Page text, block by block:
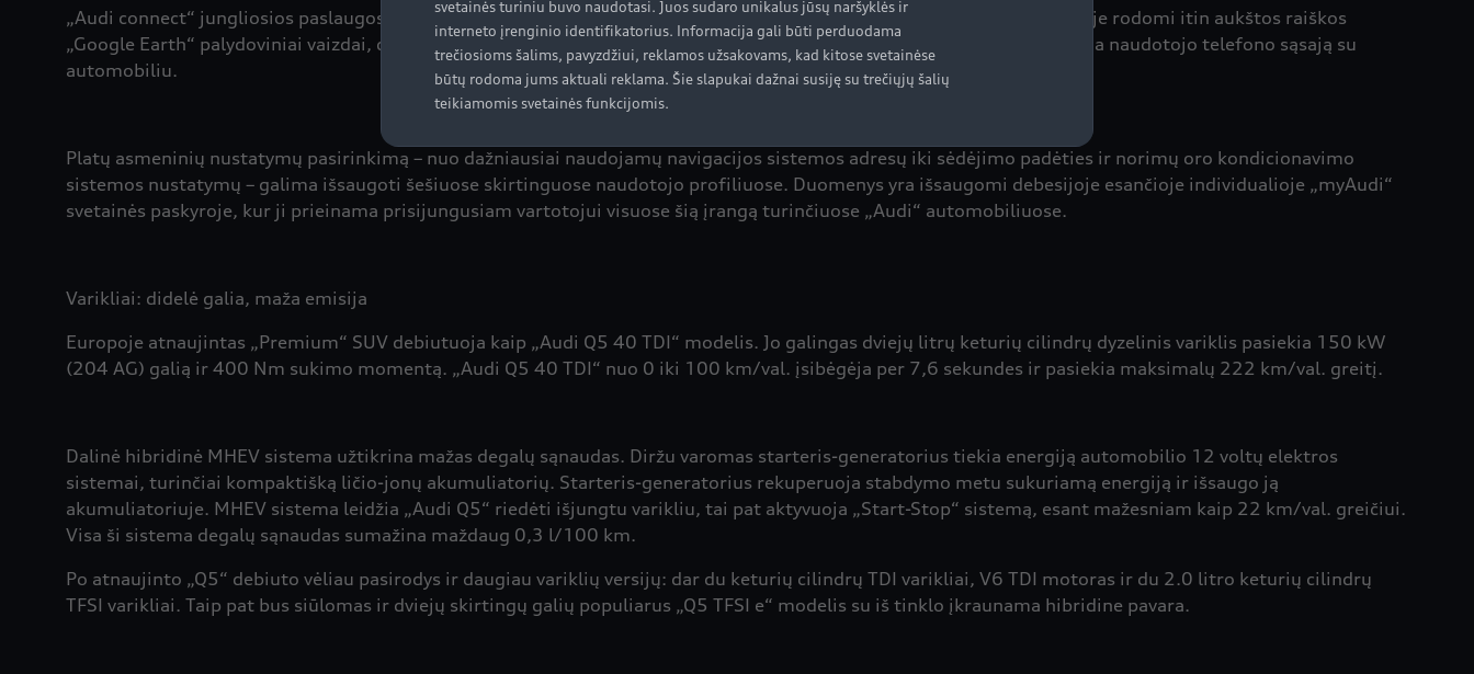
„Audi connect“ jungliosios paslaugos „Audi Q5“ suteikia interneto ir eismo infrastruktūros prieigą. Navigacijos sistemoje rodomi itin aukštos raiškos
„Google Earth“ palydoviniai vaizdai, detalios važiavimo nuorodos ir informacija apie eismą. „myAudi“ programa užtikrina naudotojo telefono sąsają su
automobiliu.
Platų asmeninių nustatymų pasirinkimą – nuo dažniausiai naudojamų navigacijos sistemos adresų iki sėdėjimo padėties ir norimų oro kondicionavimo
sistemos nustatymų – galima išsaugoti šešiuose skirtinguose naudotojo profiliuose. Duomenys yra išsaugomi debesijoje esančioje individualioje „myAudi“
svetainės paskyroje, kur ji prieinama prisijungusiam vartotojui visuose šią įrangą turinčiuose „Audi“ automobiliuose.
Varikliai: didelė galia, maža emisija
Europoje atnaujintas „Premium“ SUV debiutuoja kaip „Audi Q5 40 TDI“ modelis. Jo galingas dviejų litrų keturių cilindrų dyzelinis variklis pasiekia 150 kW
(204 AG) galią ir 400 Nm sukimo momentą. „Audi Q5 40 TDI“ nuo 0 iki 100 km/val. įsibėgėja per 7,6 sekundes ir pasiekia maksimalų 222 km/val. greitį.
Dalinė hibridinė MHEV sistema užtikrina mažas degalų sąnaudas. Diržu varomas starteris-generatorius tiekia energiją automobilio 12 voltų elektros
sistemai, turinčiai kompaktišką ličio-jonų akumuliatorių. Starteris-generatorius rekuperuoja stabdymo metu sukuriamą energiją ir išsaugo ją
akumuliatoriuje. MHEV sistema leidžia „Audi Q5“ riedėti išjungtu varikliu, tai pat aktyvuoja „Start-Stop“ sistemą, esant mažesniam kaip 22 km/val. greičiui.
Visa ši sistema degalų sąnaudas sumažina maždaug 0,3 l/100 km.
Po atnaujinto „Q5“ debiuto vėliau pasirodys ir daugiau variklių versijų: dar du keturių cilindrų TDI varikliai, V6 TDI motoras ir du 2.0 litro keturių cilindrų
TFSI varikliai. Taip pat bus siūlomas ir dviejų skirtingų galių populiarus „Q5 TFSI e“ modelis su iš tinklo įkraunama hibridine pavara.
svetainės turiniu buvo naudotasi. Juos sudaro unikalus jūsų naršyklės ir
interneto įrenginio identifikatorius. Informacija gali būti perduodama
trečiosioms šalims, pavyzdžiui, reklamos užsakovams, kad kitose svetainėse
būtų rodoma jums aktuali reklama. Šie slapukai dažnai susiję su trečiųjų šalių
teikiamomis svetainės funkcijomis.